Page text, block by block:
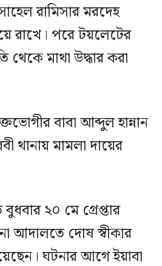
রামিসার মরদেহ
রাখে। পরে টয়লেটের
থেকে মাথা উদ্ধার করা
বাবা আব্দুল হান্নান
থানায় মামলা দায়ের
২০ মে গ্রেপ্তার
আদালতে দোষ স্বীকার
ঘটনার আগে ইয়াবা